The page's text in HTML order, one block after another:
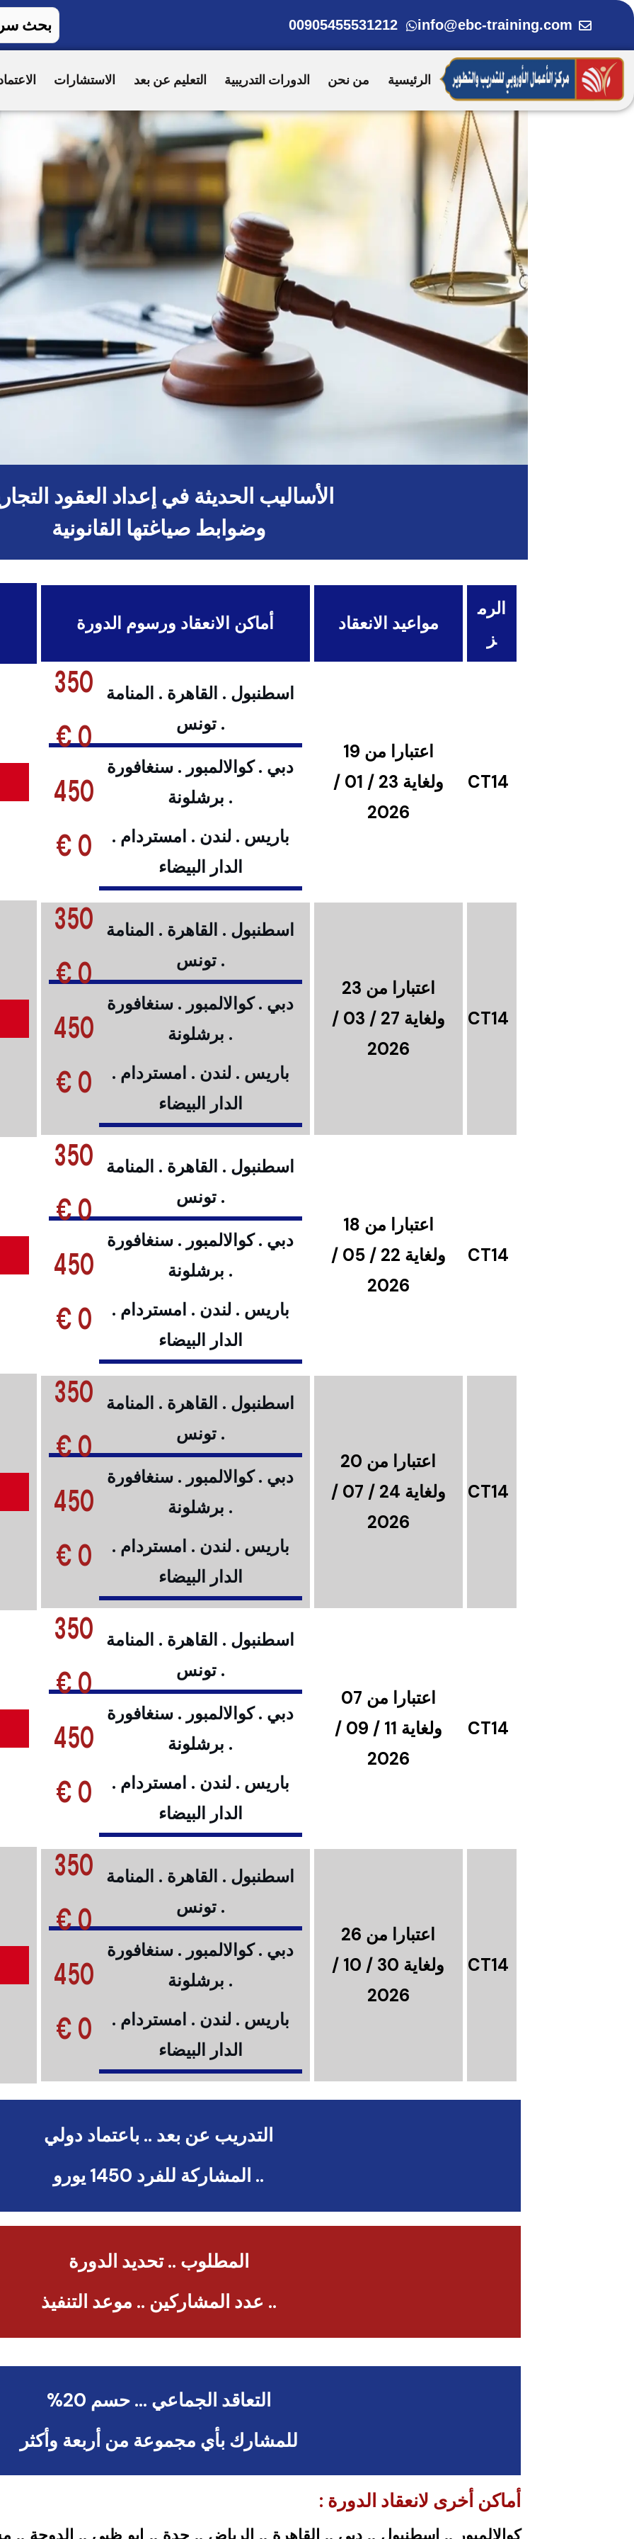
تخطي
المحتوى
info@ebc-training.com
00905455531212
الرئيسية من نحن الدورات التدريبية التعليم عن بعد الاستشارات
الأساليب الحديثة في إعداد العقود
وضوابط صياغتها القانونية
الرم
ز
مواعيد الانعقاد أماكن الانعقاد ورسوم الدورة
CT14
اعتبارا من 19
ولغاية 23 / 01 /
2026
اسطنبول . القاهرة . المنامة
. تونس
350
0 €
دبي . كوالالمبور . سنغافورة
. برشلونة
450
0 €
باريس . لندن . امستردام .
الدار البيضاء
CT14
اعتبارا من 23
ولغاية 27 / 03 /
2026
اسطنبول . القاهرة . المنامة
. تونس
350
0 €
دبي . كوالالمبور . سنغافورة
. برشلونة
450
0 €
باريس . لندن . امستردام .
الدار البيضاء
CT14
اعتبارا من 18
ولغاية 22 / 05 /
2026
اسطنبول . القاهرة . المنامة
. تونس
350
0 €
دبي . كوالالمبور . سنغافورة
. برشلونة
450
0 €
باريس . لندن . امستردام .
الدار البيضاء
CT14
اعتبارا من 20
ولغاية 24 / 07 /
2026
اسطنبول . القاهرة . المنامة
. تونس
350
0 €
دبي . كوالالمبور . سنغافورة
. برشلونة
450
0 €
باريس . لندن . امستردام .
الدار البيضاء
CT14
اعتبارا من 07
ولغاية 11 / 09 /
2026
اسطنبول . القاهرة . المنامة
. تونس
350
0 €
دبي . كوالالمبور . سنغافورة
. برشلونة
450
0 €
باريس . لندن . امستردام .
الدار البيضاء
CT14
اعتبارا من 26
ولغاية 30 / 10 /
2026
اسطنبول . القاهرة . المنامة
. تونس
350
0 €
دبي . كوالالمبور . سنغافورة
. برشلونة
450
0 €
باريس . لندن . امستردام .
الدار البيضاء
التدريب عن بعد .. باعتماد دولي
.. المشاركة للفرد 1450 يورو
المطلوب .. تحديد الدورة
.. عدد المشاركين .. موعد التنفيذ
التعاقد الجماعي … حسم 20%
للمشارك بأي مجموعة من أربعة وأكثر
أماكن أخرى لانعقاد الدورة :
كوالالمبور .. اسطنبول .. دبي .. القاهرة .. الرياض .. جدة .. ابو ظبي .. الدوحة